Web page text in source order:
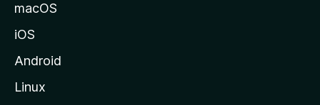
macOS
iOS
Android
Linux